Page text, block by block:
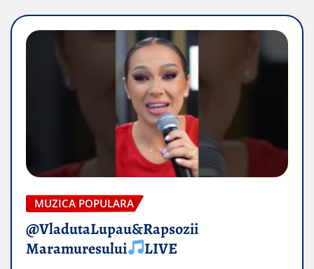
MUZICA POPULARA
@VladutaLupau&Rapsozii
Maramuresului
LIVE